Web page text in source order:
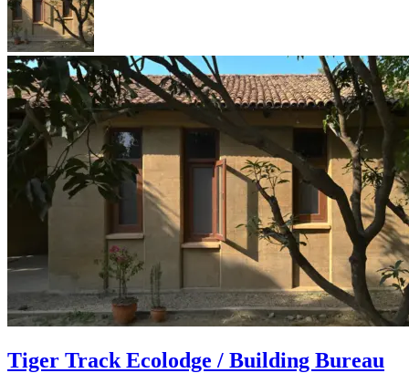
Tiger Track Ecolodge / Building Bureau